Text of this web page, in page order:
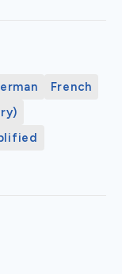
French